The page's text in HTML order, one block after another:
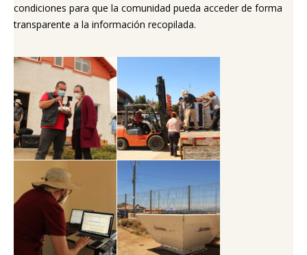
condiciones para que la comunidad pueda acceder de forma
transparente a la información recopilada.